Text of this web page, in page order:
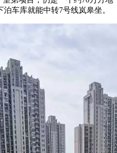
车库就能中转7号线岚皋坐。